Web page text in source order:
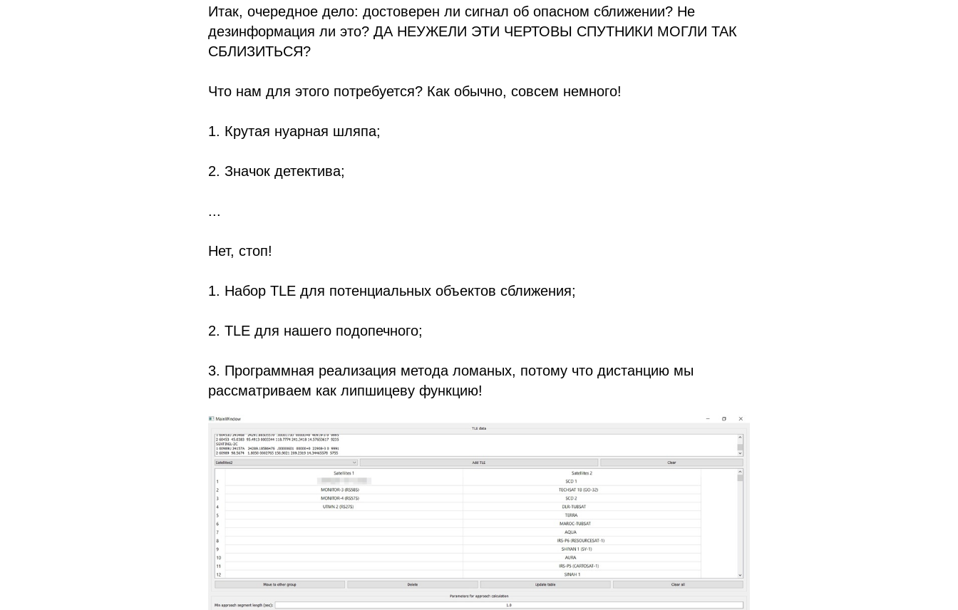
Итак, очередное дело: достоверен ли сигнал об опасном сближении? Не
дезинформация ли это? ДА НЕУЖЕЛИ ЭТИ ЧЕРТОВЫ СПУТНИКИ МОГЛИ ТАК
СБЛИЗИТЬСЯ?
Что нам для этого потребуется? Как обычно, совсем немного!
1. Крутая нуарная шляпа;
2. Значок детектива;
...
Нет, стоп!
1. Набор TLE для потенциальных объектов сближения;
2. TLE для нашего подопечного;
3. Программная реализация метода ломаных, потому что дистанцию мы
рассматриваем как липшицеву функцию!